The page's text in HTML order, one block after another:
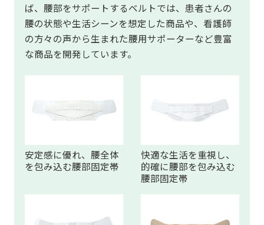
ば、腰部をサポートするベルトでは、患者さんの
腰の状態や生活シーンを想定した商品や、看護師
の方々の声から生まれた腰用サポーターなど豊富
な商品を開発しています。
安定感に優れ、腰全体
を包み込む腰部固定帯
快適な生活を重視し、
的確に腰部を包み込む
腰部固定帯